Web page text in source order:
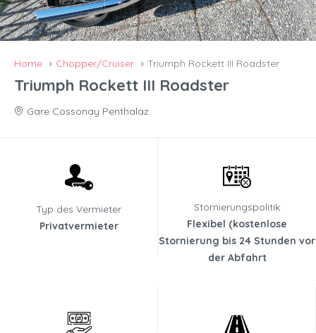
Home Chopper/Cruiser Triumph Rockett III Roadster
Triumph Rockett III Roadster
Gare Cossonay Penthalaz
Typ des Vermieter
Privatvermieter
Stornierungspolitik
Flexibel (kostenlose
Stornierung bis 24 Stunden vor
der Abfahrt